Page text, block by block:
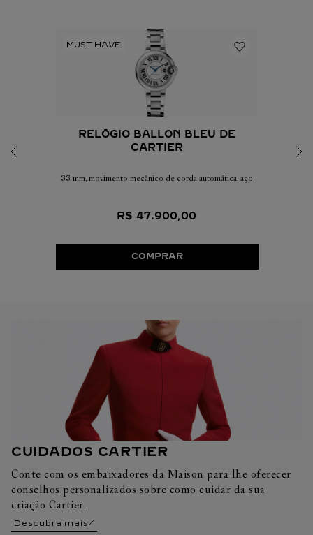
RELÓGIO BALLON BLEU DE
CARTIER
33 mm, movimento mecânico de corda automática, aço
R$ 47.900,00
COMPRAR
CUIDADOS CARTIER
Conte com os embaixadores da Maison para lhe oferecer
conselhos personalizados sobre como cuidar da sua
criação Cartier.
Descubra mais